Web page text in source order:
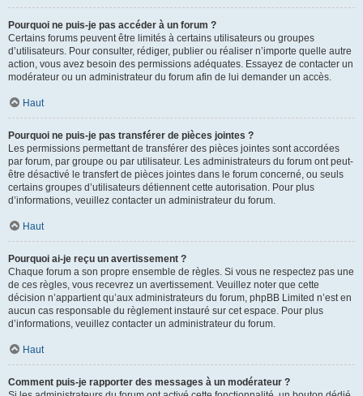
Pourquoi ne puis-je pas accéder à un forum ?
Certains forums peuvent être limités à certains utilisateurs ou groupes
d’utilisateurs. Pour consulter, rédiger, publier ou réaliser n’importe quelle autre
action, vous avez besoin des permissions adéquates. Essayez de contacter un
modérateur ou un administrateur du forum afin de lui demander un accès.
Haut
Pourquoi ne puis-je pas transférer de pièces jointes ?
Les permissions permettant de transférer des pièces jointes sont accordées
par forum, par groupe ou par utilisateur. Les administrateurs du forum ont peut-
être désactivé le transfert de pièces jointes dans le forum concerné, ou seuls
certains groupes d’utilisateurs détiennent cette autorisation. Pour plus
d’informations, veuillez contacter un administrateur du forum.
Haut
Pourquoi ai-je reçu un avertissement ?
Chaque forum a son propre ensemble de règles. Si vous ne respectez pas une
de ces règles, vous recevrez un avertissement. Veuillez noter que cette
décision n’appartient qu’aux administrateurs du forum, phpBB Limited n’est en
aucun cas responsable du règlement instauré sur cet espace. Pour plus
d’informations, veuillez contacter un administrateur du forum.
Haut
Comment puis-je rapporter des messages à un modérateur ?